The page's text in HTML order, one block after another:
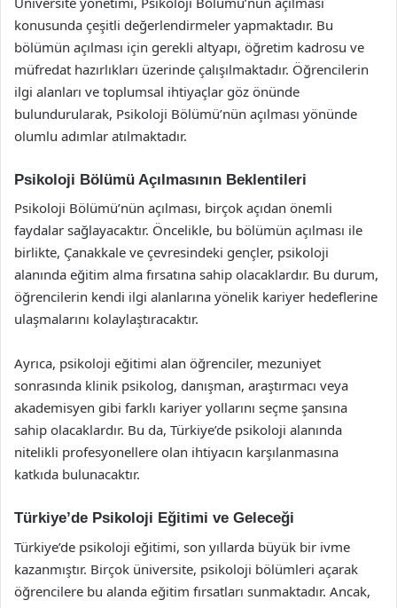
konusunda çeşitli değerlendirmeler yapmaktadır. Bu
bölümün açılması için gerekli altyapı, öğretim kadrosu ve
müfredat hazırlıkları üzerinde çalışılmaktadır. Öğrencilerin
ilgi alanları ve toplumsal ihtiyaçlar göz önünde
bulundurularak, Psikoloji Bölümü’nün açılması yönünde
olumlu adımlar atılmaktadır.
Psikoloji Bölümü Açılmasının Beklentileri
Psikoloji Bölümü’nün açılması, birçok açıdan önemli
faydalar sağlayacaktır. Öncelikle, bu bölümün açılması ile
birlikte, Çanakkale ve çevresindeki gençler, psikoloji
alanında eğitim alma fırsatına sahip olacaklardır. Bu durum,
öğrencilerin kendi ilgi alanlarına yönelik kariyer hedeflerine
ulaşmalarını kolaylaştıracaktır.
Ayrıca, psikoloji eğitimi alan öğrenciler, mezuniyet
sonrasında klinik psikolog, danışman, araştırmacı veya
akademisyen gibi farklı kariyer yollarını seçme şansına
sahip olacaklardır. Bu da, Türkiye’de psikoloji alanında
nitelikli profesyonellere olan ihtiyacın karşılanmasına
katkıda bulunacaktır.
Türkiye’de Psikoloji Eğitimi ve Geleceği
Türkiye’de psikoloji eğitimi, son yıllarda büyük bir ivme
kazanmıştır. Birçok üniversite, psikoloji bölümleri açarak
öğrencilere bu alanda eğitim fırsatları sunmaktadır. Ancak,